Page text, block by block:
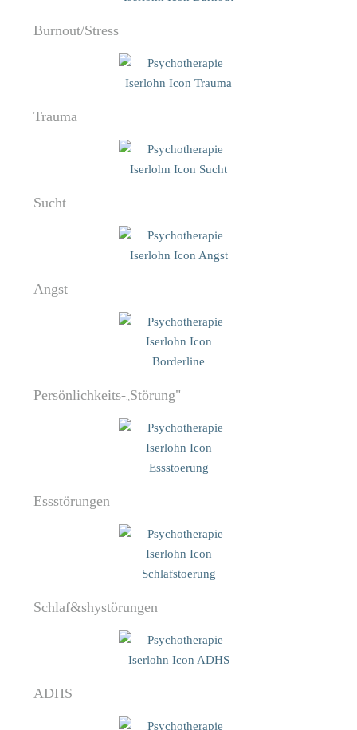
Burnout/Stress
Trauma
Sucht
Angst
Persönlich­keits- Störung"
Ess­störungen
Schlaf&shystörungen
ADHS